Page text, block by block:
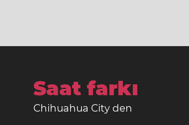
Saat farkı
Chihuahua City den